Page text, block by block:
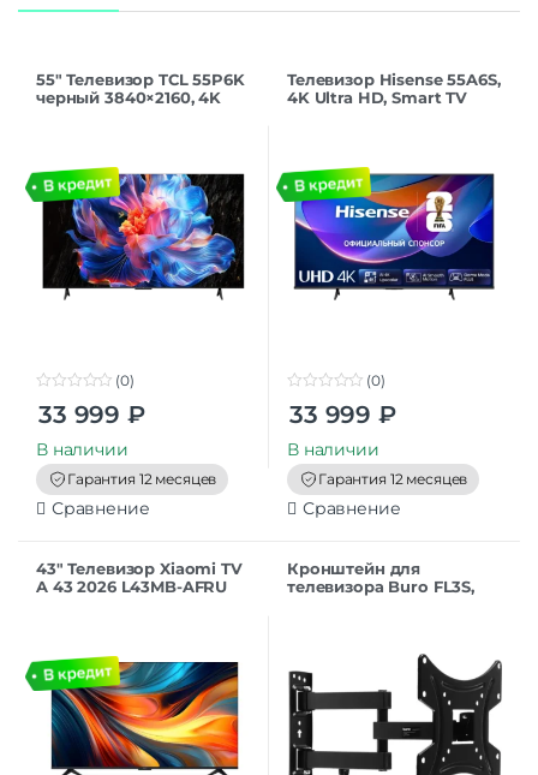
55″ Телевизор TCL 55P6K
черный 3840×2160, 4K
o
t
o
f
5
(0)
33 999 ₽
В наличии
Гарантия 12 месяцев
Сравнение
Телевизор Hisense 55A6S,
4K Ultra HD, Smart TV
o
t
o
f
5
(0)
33 999 ₽
В наличии
Гарантия 12 месяцев
Сравнение
43″ Телевизор Xiaomi TV
A 43 2026 L43MB-AFRU
Кронштейн для
телевизора Buro FL3S,